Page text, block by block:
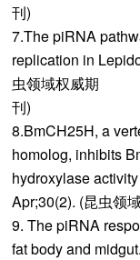
7.The piRNA
replication in
虫领域权威期
8.BmCH25H, a
homolog, inhibits
hydroxylase
Apr;30(2). (昆虫领
9. The piRNA
fat body and